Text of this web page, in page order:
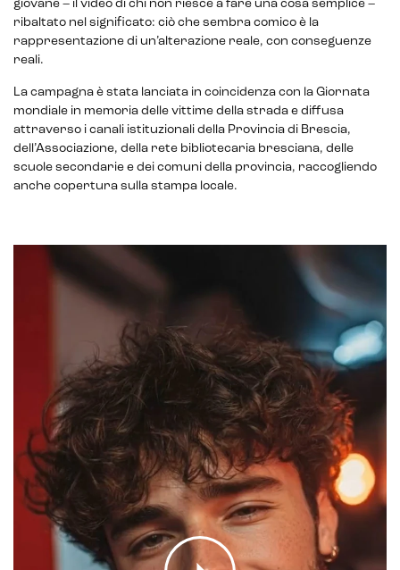
giovane – il video di chi non riesce a fare una cosa semplice –
ribaltato nel significato: ciò che sembra comico è la
rappresentazione di un’alterazione reale, con conseguenze
reali.
La campagna è stata lanciata in coincidenza con la Giornata
mondiale in memoria delle vittime della strada e diffusa
attraverso i canali istituzionali della Provincia di Brescia,
dell’Associazione, della rete bibliotecaria bresciana, delle
scuole secondarie e dei comuni della provincia, raccogliendo
anche copertura sulla stampa locale.